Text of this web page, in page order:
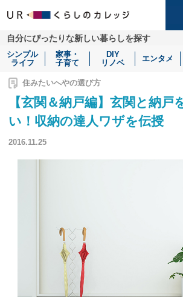
自分にぴったりな新しい暮らしを探す
シンプル
ライフ
家事・
子育て
DIY
リノベ
エンタメ
住みたいへやの選び方
【玄関＆納戸編】玄関と納戸
い！収納の達人ワザを伝授
2016.11.25